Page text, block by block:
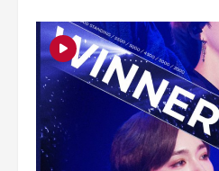
ศักดิ์ศรี
ดีกรี
SOLD
OUT!
ทั้ง
“ไอคอน”
และ
“วินเนอร์”
สนุก
เอกฉันท์
มันส์
ทวีคูณ